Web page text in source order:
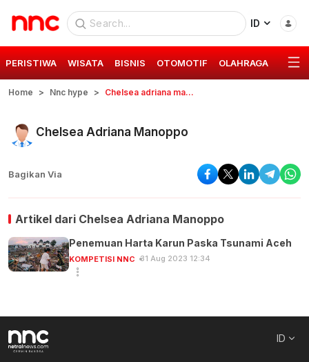
ID
PERISTIWA WISATA BISNIS OTOMOTIF OLAHRAGA GAYA
Home Nnc hype Chelsea adriana manoppo
Chelsea Adriana Manoppo
Bagikan Via
Artikel dari Chelsea Adriana Manoppo
Penemuan Harta Karun Paska Tsunami Aceh
KOMPETISI NNC 31 Aug 2023 12:34
ID